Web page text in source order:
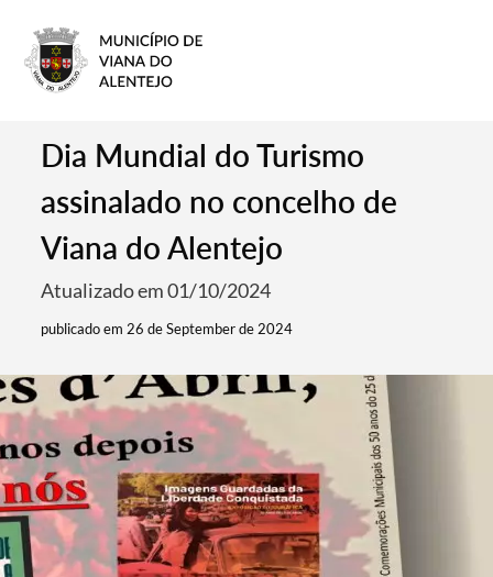
Dia Mundial do Turismo
assinalado no concelho de
Viana do Alentejo
Atualizado em 01/10/2024
publicado em 26 de September de 2024